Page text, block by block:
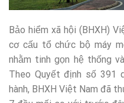
Bảo hiểm xã hội (BHXH)
cơ cấu tổ chức bộ máy
nhằm tinh gọn hệ thống
Theo Quyết định số 391
hành, BHXH Việt Nam đã